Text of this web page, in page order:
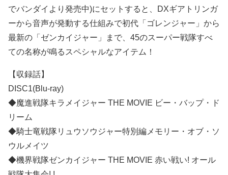
でバンダイより発売中)にセットすると、DXギアトリンガ
ーから音声が発動する仕組みで初代「ゴレンジャー」から
最新の「ゼンカイジャー」まで、45のスーパー戦隊すべ
ての名称が鳴るスペシャルなアイテム！
【収録話】
DISC1(Blu‐ray)
◆魔進戦隊キラメイジャー THE MOVIE ビー・バップ・ド
リーム
◆騎士竜戦隊リュウソウジャー特別編メモリー・オブ・ソ
ウルメイツ
◆機界戦隊ゼンカイジャー THE MOVIE 赤い戦い! オール